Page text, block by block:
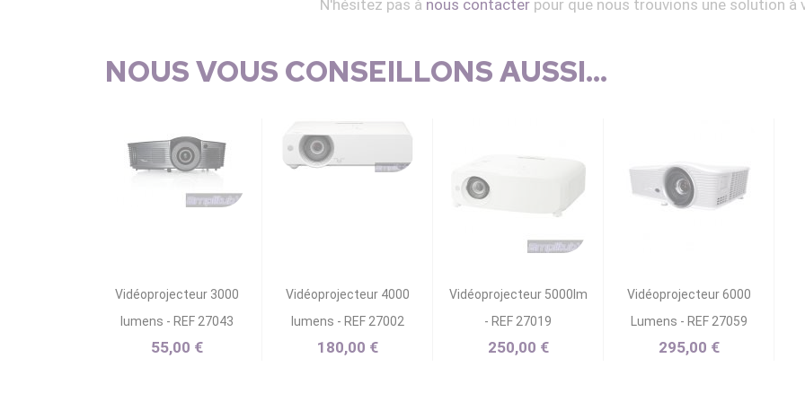
N'hésitez pas à nous contacterpour que nous trouvions une solution à
NOUS VOUS CONSEILLONS AUSSI...
Vidéoprojecteur 3000
lumens - REF 27043
55,00 €
Vidéoprojecteur 4000
lumens - REF 27002
180,00 €
Vidéoprojecteur 5000lm
- REF 27019
250,00 €
Vidéoprojecteur 6000
Lumens - REF 27059
295,00 €